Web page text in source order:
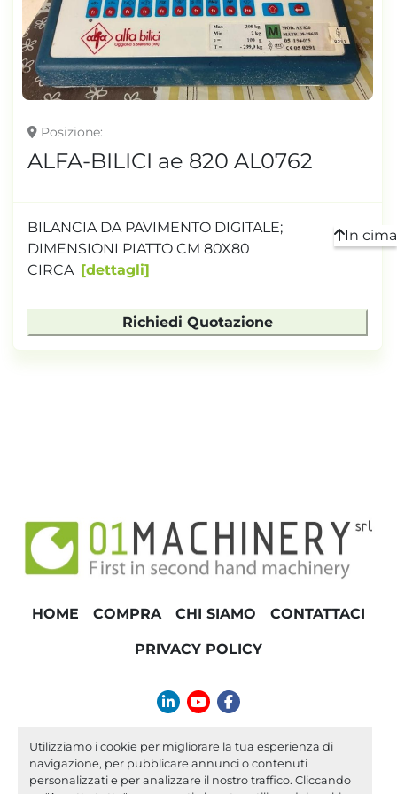
Utilizziamo i cookie per migliorare la tua esperienza di
navigazione, per pubblicare annunci o contenuti
personalizzati e per analizzare il nostro traffico. Cliccando
TONNELLAGGIO
Posizione
ALFA-BILICI ae 820 AL0762
BILANCIA DA PAVIMENTO DIGITALE;
DIMENSIONI PIATTO CM 80X80
CIRCA
dettagli
Richiedi Quotazione
In cima
HOME COMPRA CHI SIAMO CONTATTACI
PRIVACY POLICY
linkedinyoutubefacebook
info@01machinery.com
Machinio Systemsito web diMachinio